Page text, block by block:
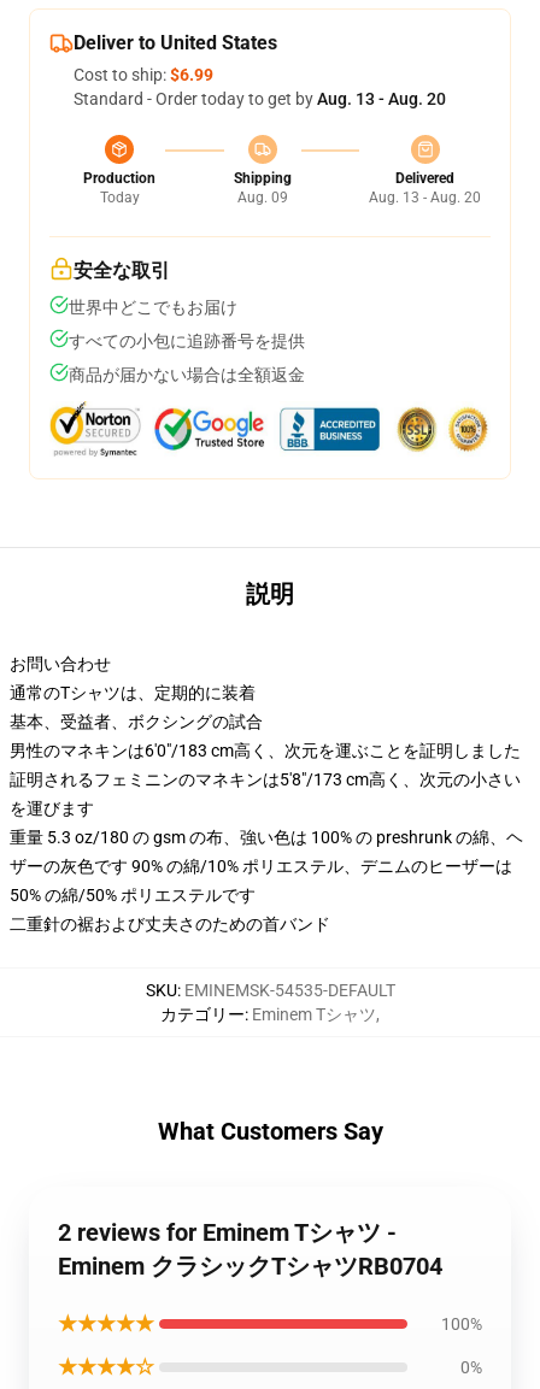
Deliver to United States
Cost to ship:$6.99
Standard - Order today to get byAug. 13 - Aug. 20
Production
Today
Shipping
Aug. 09
Delivered
Aug. 13 - Aug. 20
安全な取引
世界中どこでもお届け
すべての小包に追跡番号を提供
商品が届かない場合は全額返金
説明
お問い合わせ
通常のTシャツは、定期的に装着
基本、受益者、ボクシングの試合
男性のマネキンは6'0"/183 cm高く、次元を運ぶことを証明しました
証明されるフェミニンのマネキンは5'8"/173 cm高く、次元の小さい
を運びます
重量 5.3 oz/180 の gsm の布、強い色は 100% の preshrunk の綿、ヘ
ザーの灰色です 90% の綿/10% ポリエステル、デニムのヒーザーは
50% の綿/50% ポリエステルです
二重針の裾および丈夫さのための首バンド
SKU: EMINEMSK-54535-DEFAULT
カテゴリー: Eminem Tシャツ,
What Customers Say
2 reviews for Eminem Tシャツ -
Eminem クラシックTシャツRB0704
★★★★★ 100%
★★★★☆ 0%